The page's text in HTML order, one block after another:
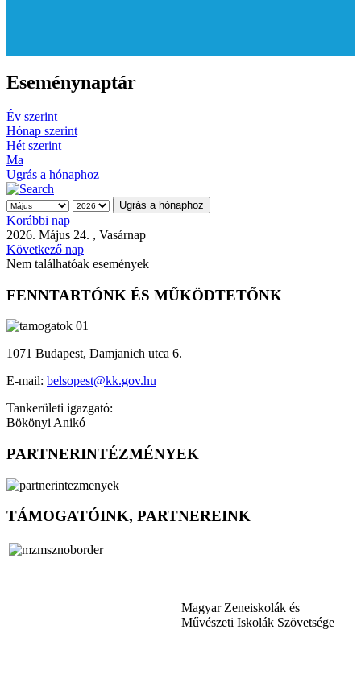
Eseménynaptár
Év szerint
Hónap szerint
Hét szerint
Ma
Ugrás a hónaphoz
Ugrás a hónaphoz
Korábbi nap
2026. Május 24. , Vasárnap
Következő nap
Nem találhatóak események
FENNTARTÓNK ÉS MŰKÖDTETŐNK
1071 Budapest, Damjanich utca 6.
E-mail: belsopest@kk.gov.hu
Tankerületi igazgató:
Bökönyi Anikó
PARTNERINTÉZMÉNYEK
TÁMOGATÓINK, PARTNEREINK
Magyar Zeneiskolák és
Művészeti Iskolák Szövetsége